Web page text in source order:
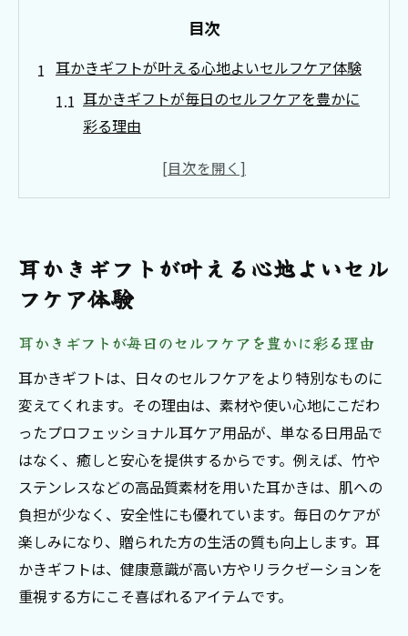
目次
耳かきギフトが叶える心地よいセルフケア体験
耳かきギフトが毎日のセルフケアを豊かに
彩る理由
耳かきプレゼントがもたらす癒しとリラッ
クス効果の魅力
耳かきギフト選びがセルフケア習慣を変え
るきっかけに
耳かきプレゼントで始める健康的なリラク
プロの耳ケア体験を耳かきギフトで贈る特
別なひととき
プロフェッショナル耳ケアで美容も健康もアッ
耳かきギフトで叶える美と健康のセルフケ
ア術
耳かきプレゼントが美容意識を高めるポイ
ントとは
耳かきギフトが叶える心地よいセル
フケア体験
耳かきギフトが毎日のセルフケアを豊かに彩る理由
耳かきギフトは、日々のセルフケアをより特別なものに
変えてくれます。その理由は、素材や使い心地にこだわ
ったプロフェッショナル耳ケア用品が、単なる日用品で
はなく、癒しと安心を提供するからです。例えば、竹や
ステンレスなどの高品質素材を用いた耳かきは、肌への
負担が少なく、安全性にも優れています。毎日のケアが
楽しみになり、贈られた方の生活の質も向上します。耳
かきギフトは、健康意識が高い方やリラクゼーションを
重視する方にこそ喜ばれるアイテムです。